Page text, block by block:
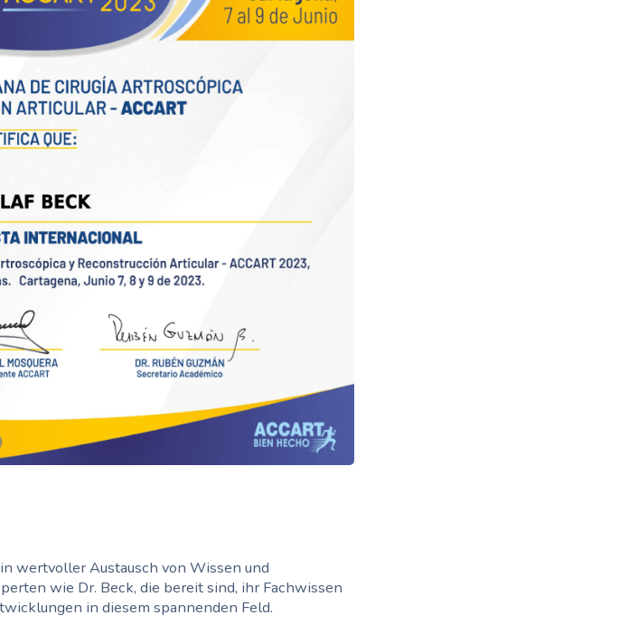
wertvoller Austausch von Wissen und
wie Dr. Beck, die bereit sind, ihr Fachwissen
in diesem spannenden Feld.